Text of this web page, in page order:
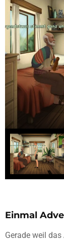
Einmal
Gerade weil